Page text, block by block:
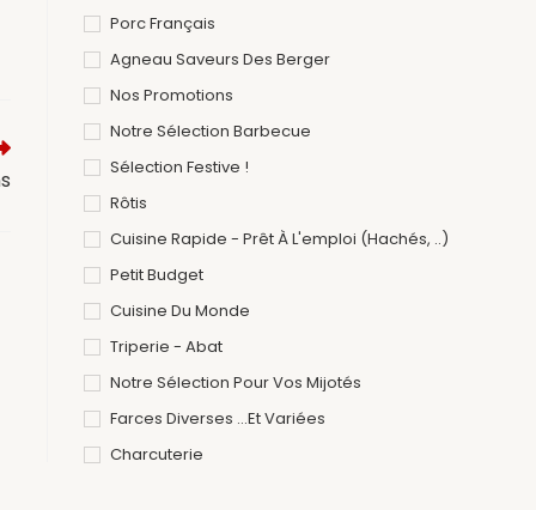
Porc Français
Agneau Saveurs Des Berger
Nos Promotions
Notre Sélection Barbecue
Sélection Festive !
Rôtis
Cuisine Rapide - Prêt À L'emploi (hachés, ..)
Petit Budget
Cuisine Du Monde
Triperie - Abat
Notre Sélection Pour Vos Mijotés
Farces Diverses ...et Variées
Charcuterie